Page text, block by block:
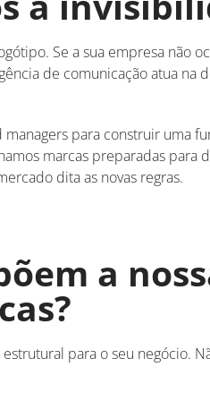
. Se a sua empresa não
de comunicação atua na
para construir uma
marcas preparadas para
dita as novas regras.
a
para o seu negócio.